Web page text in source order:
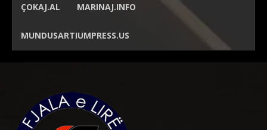
ÇOKAJ.AL MARINAJ.INFO
MUNDUSARTIUMPRESS.US